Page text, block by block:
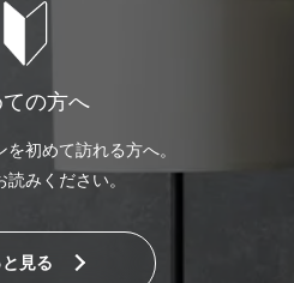
の方へ
初めて訪れる方へ。
みください。
見る